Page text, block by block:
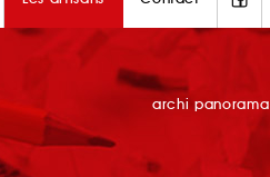
archi panorama